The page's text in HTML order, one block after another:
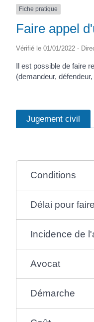
Fiche pratique
Faire appel
Vérifié le 01/01/2022 -
Il est possible de faire
(demandeur,
Jugement civil
Conditions
Délai pour
Incidence de
Avocat
Démarche